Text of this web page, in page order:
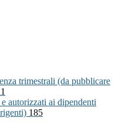
trimestrali (da pubblicare
autorizzati ai dipendenti
185